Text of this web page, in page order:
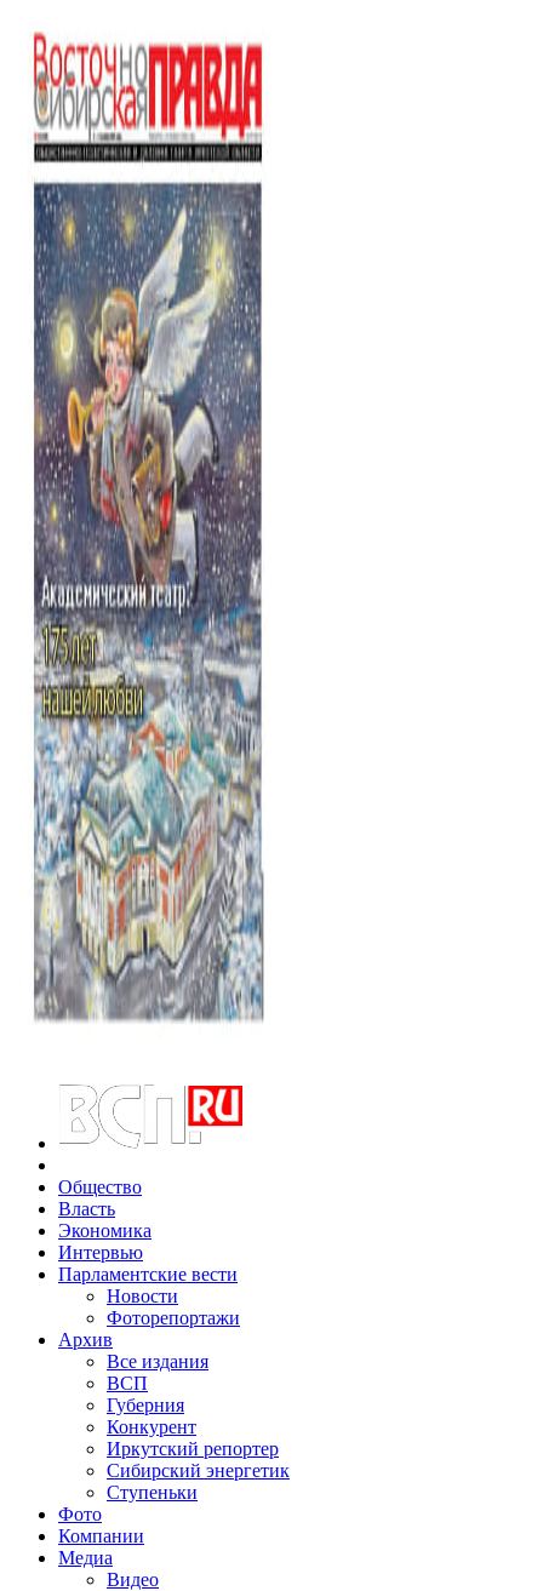
Общество
Власть
Экономика
Интервью
Парламентские вести
Новости
Фоторепортажи
Архив
Все издания
ВСП
Губерния
Конкурент
Иркутский репортер
Сибирский энергетик
Ступеньки
Фото
Компании
Медиа
Видео